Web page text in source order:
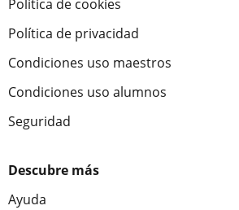
Política de cookies
Política de privacidad
Condiciones uso maestros
Condiciones uso alumnos
Seguridad
Descubre más
Ayuda